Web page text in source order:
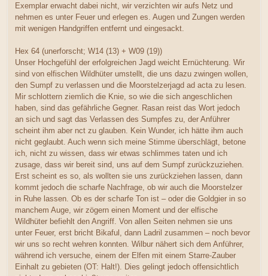
Exemplar erwacht dabei nicht, wir verzichten wir aufs Netz und
nehmen es unter Feuer und erlegen es. Augen und Zungen werden
mit wenigen Handgriffen entfernt und eingesackt.
Hex 64 (unerforscht; W14 (13) + W09 (19))
Unser Hochgefühl der erfolgreichen Jagd weicht Ernüchterung. Wir
sind von elfischen Wildhüter umstellt, die uns dazu zwingen wollen,
den Sumpf zu verlassen und die Moorstelzerjagd ad acta zu lesen.
Mir schlottern ziemlich die Knie, so wie die sich angeschlichen
haben, sind das gefährliche Gegner. Rasan reist das Wort jedoch
an sich und sagt das Verlassen des Sumpfes zu, der Anführer
scheint ihm aber nct zu glauben. Kein Wunder, ich hätte ihm auch
nicht geglaubt. Auch wenn sich meine Stimme überschlägt, betone
ich, nicht zu wissen, dass wir etwas schlimmes taten und ich
zusage, dass wir bereit sind, uns auf dem Sumpf zurückzuziehen.
Erst scheint es so, als wollten sie uns zurückziehen lassen, dann
kommt jedoch die scharfe Nachfrage, ob wir auch die Moorstelzer
in Ruhe lassen. Ob es der scharfe Ton ist – oder die Goldgier in so
manchem Auge, wir zögern einen Moment und der elfische
Wildhüter befiehlt den Angriff. Von allen Seiten nehmen sie uns
unter Feuer, erst bricht Bikaful, dann Ladril zusammen – noch bevor
wir uns so recht wehren konnten. Wilbur nähert sich dem Anführer,
während ich versuche, einem der Elfen mit einem Starre-Zauber
Einhalt zu gebieten (OT: Halt!). Dies gelingt jedoch offensichtlich